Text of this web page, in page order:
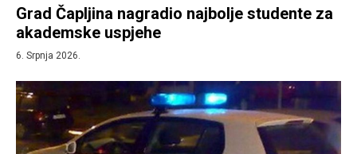
Grad Čapljina nagradio najbolje studente za
akademske uspjehe
6. Srpnja 2026.